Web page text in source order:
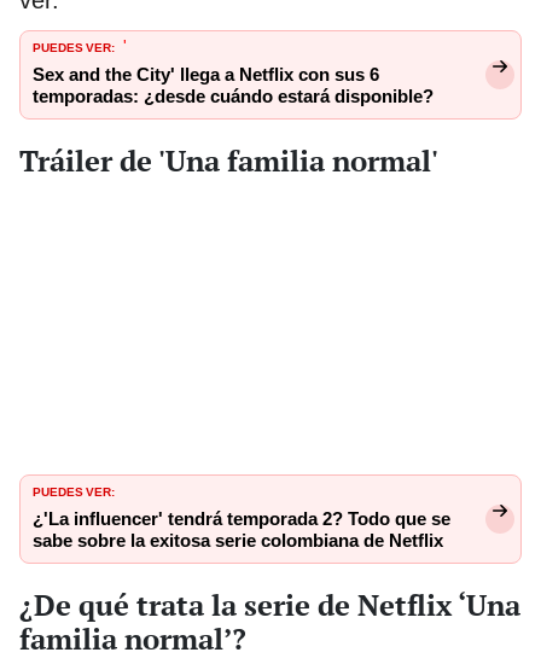
PUEDES VER: '
Sex and the City' llega a Netflix con sus 6
temporadas: ¿desde cuándo estará disponible?
Tráiler de 'Una familia normal'
PUEDES VER:
¿'La influencer' tendrá temporada 2? Todo que se
sabe sobre la exitosa serie colombiana de Netflix
¿De qué trata la serie de Netflix ‘Una
familia normal’?